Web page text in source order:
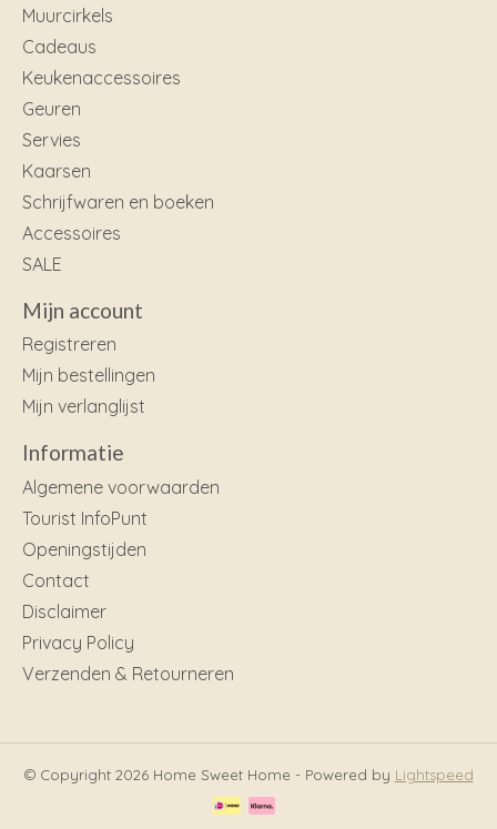
Muurcirkels
Cadeaus
Keukenaccessoires
Geuren
Servies
Kaarsen
Schrijfwaren en boeken
Accessoires
SALE
Mijn account
Registreren
Mijn bestellingen
Mijn verlanglijst
Informatie
Algemene voorwaarden
Tourist InfoPunt
Openingstijden
Contact
Disclaimer
Privacy Policy
Verzenden & Retourneren
© Copyright 2026 Home Sweet Home - Powered by Lightspeed